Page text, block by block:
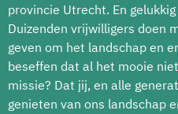
provincie Utrecht. En
Duizenden vrijwilligers doen
geven om het landschap en
beseffen dat al het mooie
missie? Dat jij, en alle
genieten van ons landschap